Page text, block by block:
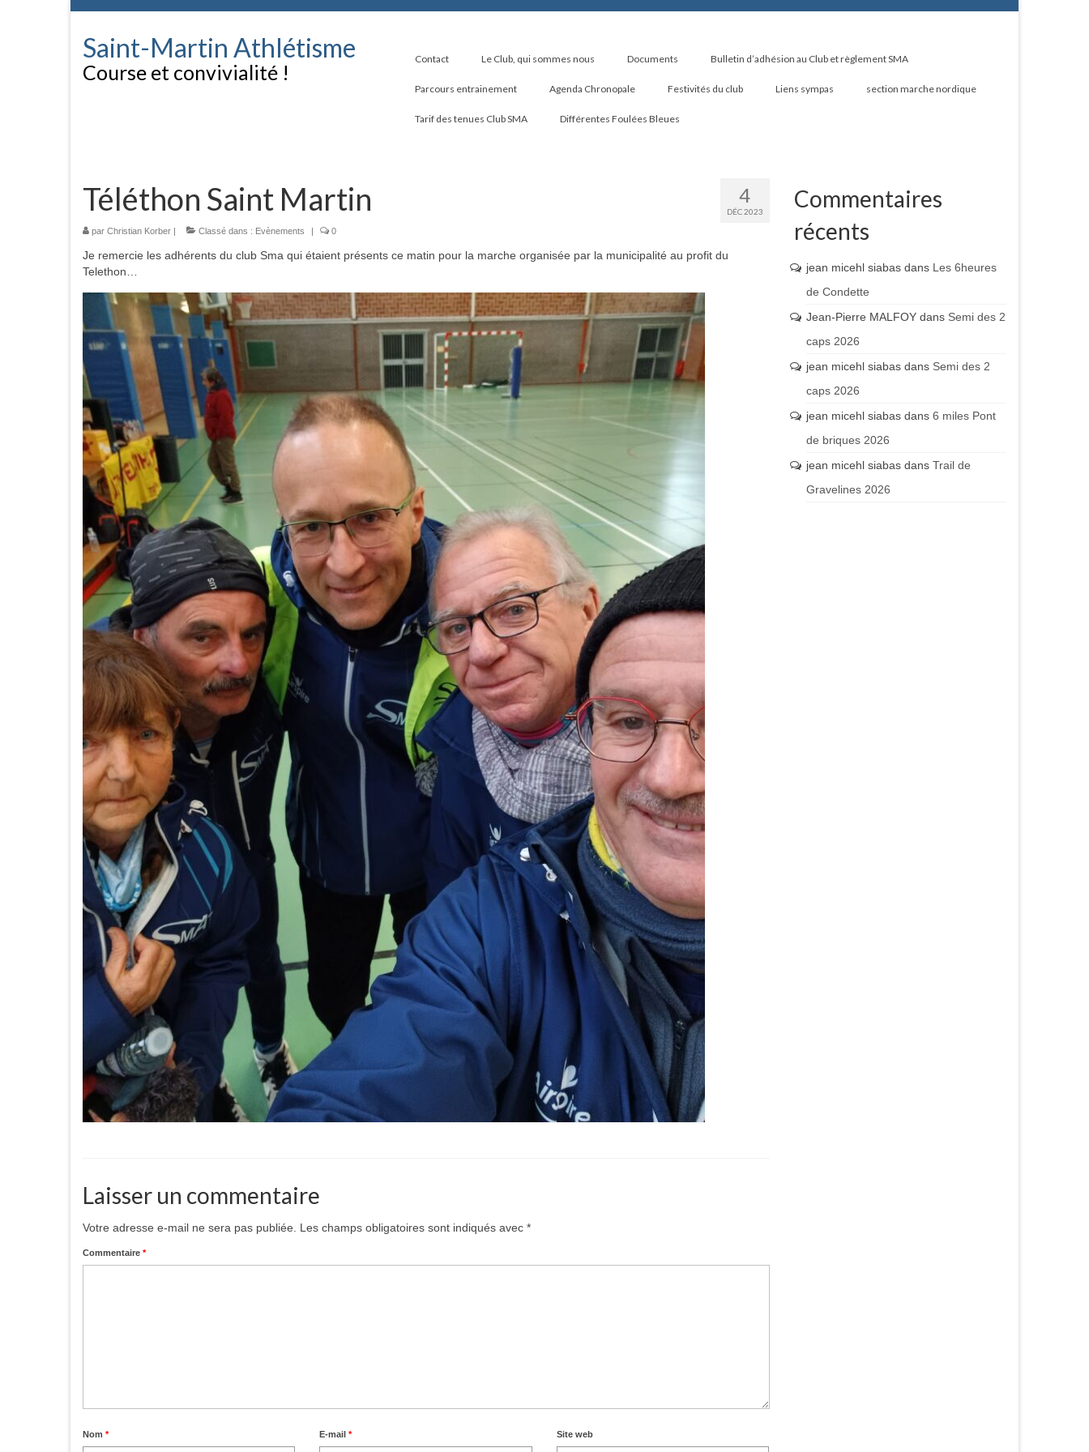
Saint-Martin Athlétisme
Course et convivialité !
Contact Le Club, qui sommes nous Documents Bulletin d’adhésion au Club et règlement SMA
Parcours entrainement Agenda Chronopale Festivités du club Liens sympas section marche nordique
Tarif des tenues Club SMA Différentes Foulées Bleues
4
DÉC 2023
Téléthon Saint Martin
par Christian Korber | Classé dans : Evènements | 0
Je remercie les adhérents du club Sma qui étaient présents ce matin pour la marche organisée par la municipalité au profit du
Telethon…
Laisser un commentaire
Votre adresse e-mail ne sera pas publiée. Les champs obligatoires sont indiqués avec *
Commentaire *
Nom * E-mail* Site web
Commentaires
récents
jean micehl siabasdans Les 6heures
de Condette
Jean-Pierre MALFOYdans Semi des 2
caps 2026
jean micehl siabasdans Semi des 2
caps 2026
jean micehl siabasdans 6 miles Pont
de briques 2026
jean micehl siabasdans Trail de
Gravelines 2026